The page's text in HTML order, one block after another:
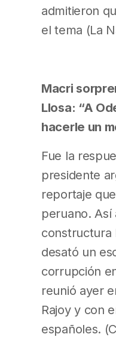
admitieron
el tema (La
Macri
Llosa: “A
hacerle un
Fue la
presidente
reportaje
peruano. Así
constructura
desató un
corrupción
reunió ayer
Rajoy y con
españoles.